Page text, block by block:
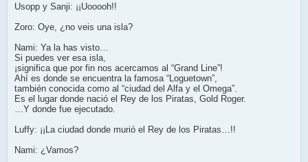
Usopp y Sanji: ¡¡Uooooh!!
Zoro: Oye, ¿no veis una isla?
Nami: Ya la has visto…
Si puedes ver esa isla,
¡significa que por fin nos acercamos al “Grand Line”!
Ahí es donde se encuentra la famosa “Loguetown”,
también conocida como al “ciudad del Alfa y el Omega”.
Es el lugar donde nació el Rey de los Piratas, Gold Roger.
…Y donde fue ejecutado.
Luffy: ¡¡La ciudad donde murió el Rey de los Piratas…!!
Nami: ¿Vamos?